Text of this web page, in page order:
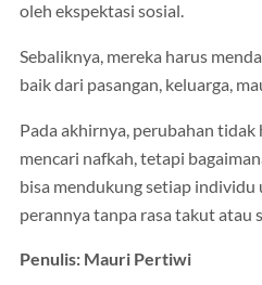
oleh ekspektasi sosial.
Sebaliknya, mereka harus
baik dari pasangan, keluarga,
Pada akhirnya, perubahan tidak
mencari nafkah, tetapi
bisa mendukung setiap individu
perannya tanpa rasa takut atau
Penulis: Mauri Pertiwi